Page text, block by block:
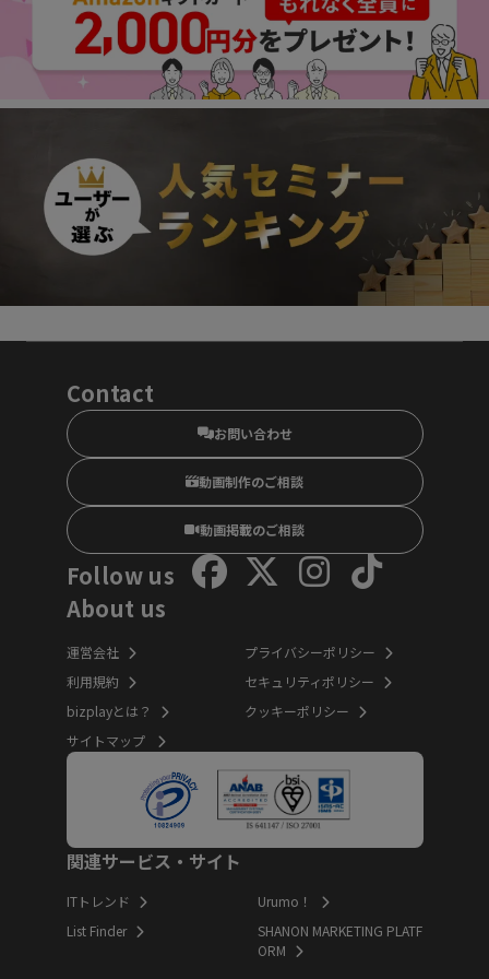
Contact
お問い合わせ
動画制作のご相談
動画掲載のご相談
Follow us
About us
運営会社
利用規約
bizplayとは？
サイトマップ
プライバシーポリシー
セキュリティポリシー
クッキーポリシー
関連サービス・サイト
ITトレンド
List Finder
Urumo！
SHANON MARKETING PLATF
ORM